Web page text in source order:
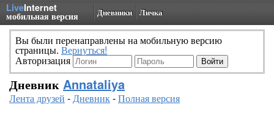
LiveInternet
мобильная версия Дневники Личка
Вы были перенаправлены на мобильную версию
страницы. Вернуться!
Авторизация
Дневник Annataliya
Лента друзей -Дневник-Полная версия